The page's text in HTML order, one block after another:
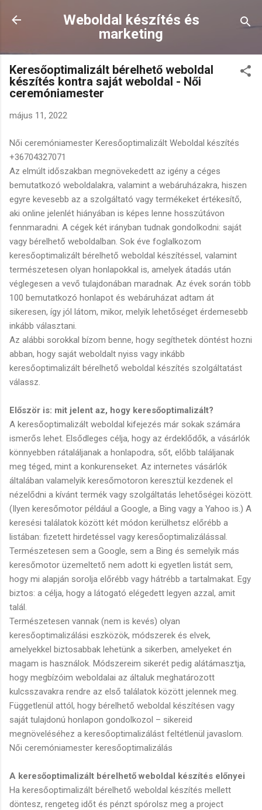
Ugrás a fő tartalomra
Weboldal készítés és
marketing
Keresőoptimalizált bérelhető weboldal
készítés kontra saját weboldal - Női
ceremóniamester
május 11, 2022
Női ceremóniamester Keresőoptimalizált Weboldal készítés
+36704327071
Az elmúlt időszakban megnövekedett az igény a céges
bemutatkozó weboldalakra, valamint a webáruházakra, hiszen
egyre kevesebb az a szolgáltató vagy termékeket értékesítő,
aki online jelenlét hiányában is képes lenne hosszútávon
fennmaradni. A cégek két irányban tudnak gondolkodni: saját
vagy bérelhető weboldalban. Sok éve foglalkozom
keresőoptimalizált bérelhető weboldal készítéssel, valamint
természetesen olyan honlapokkal is, amelyek átadás után
véglegesen a vevő tulajdonában maradnak. Az évek során több
100 bemutatkozó honlapot és webáruházat adtam át
sikeresen, így jól látom, mikor, melyik lehetőséget érdemesebb
inkább választani.
Az alábbi sorokkal bízom benne, hogy segíthetek döntést hozni
abban, hogy saját weboldalt nyiss vagy inkább
keresőoptimalizált bérelhető weboldal készítés szolgáltatást
válassz.
Először is: mit jelent az, hogy keresőoptimalizált?
A keresőoptimalizált weboldal kifejezés már sokak számára
ismerős lehet. Elsődleges célja, hogy az érdeklődők, a vásárlók
könnyebben rátaláljanak a honlapodra, sőt, előbb találjanak
meg téged, mint a konkurenseket. Az internetes vásárlók
általában valamelyik keresőmotoron keresztül kezdenek el
nézelődni a kívánt termék vagy szolgáltatás lehetőségei között.
(Ilyen keresőmotor például a Google, a Bing vagy a Yahoo is.) A
keresési találatok között két módon kerülhetsz előrébb a
listában: fizetett hirdetéssel vagy keresőoptimalizálással.
Természetesen sem a Google, sem a Bing és semelyik más
keresőmotor üzemeltető nem adott ki egyetlen listát sem,
hogy mi alapján sorolja előrébb vagy hátrébb a tartalmakat. Egy
biztos: a célja, hogy a látogató elégedett legyen azzal, amit
talál.
Természetesen vannak (nem is kevés) olyan
keresőoptimalizálási eszközök, módszerek és elvek,
amelyekkel biztosabbak lehetünk a sikerben, amelyeket én
magam is használok. Módszereim sikerét pedig alátámasztja,
hogy megbízóim weboldalai az általuk meghatározott
kulcsszavakra rendre az első találatok között jelennek meg.
Függetlenül attól, hogy bérelhető weboldal készítésen vagy
saját tulajdonú honlapon gondolkozol – sikereid
megnöveléséhez a keresőoptimalizálást feltétlenül javaslom.
Női ceremóniamester keresőoptimalizálás
A keresőoptimalizált bérelhető weboldal készítés előnyei
Ha keresőoptimalizált bérelhető weboldal készítés mellett
döntesz, rengeteg időt és pénzt spórolsz meg a project